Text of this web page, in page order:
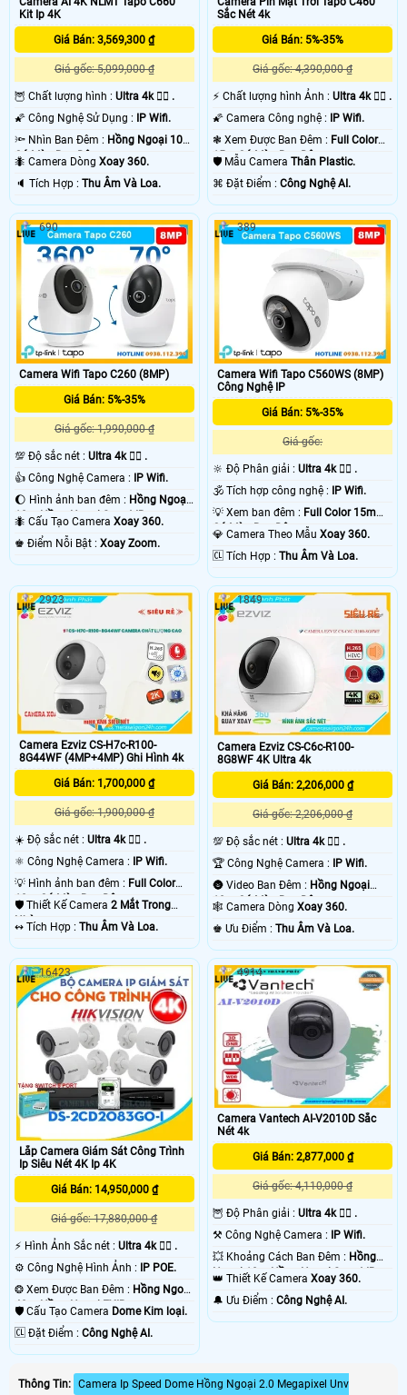
Kit Ip 4K
Giá Bán: 3,569,300 ₫
Giá gốc: 5,099,000 ₫
🦉 Chất lượng hình : Ultra 4k 👍🏾 .
🌠 Công Nghệ Sử Dụng : IP Wifi.
🔦 Nhìn Ban Đêm : Hồng Ngoại 10m
Có Màu Ban Ðêm.
🐜 Camera Dòng Xoay 360.
️🔈 Tích Hợp : Thu Âm Và Loa.
Sắc Nét 4k
Giá Bán: 5%-35%
Giá gốc: 4,390,000 ₫
️⚡ Chất lượng hình Ảnh :Ultra 4k 👍🏾 .
🌠 Camera Công nghệ : IP Wifi.
❃ Xem Được Ban Đêm : Full Color
15m Có Màu Ban Ðêm.
🛡 Mẫu CameraThân Plastic.
️⌘ Đặt Điểm :Công Nghệ AI.
Camera Wifi Tapo C260 (8MP)
Giá Bán: 5%-35%
Giá gốc: 1,990,000 ₫
💯 Độ sắc nét : Ultra 4k 👍🏾 .
👍 Công Nghệ Camera :
IP Wifi.
🌔 Hình ảnh ban đêm : Hồng Ngoại
10m Hồng Ngoại Smart IR.
🐜 Cấu Tạo Camera Xoay 360.
️♚ Điểm Nỗi Bật : Xoay Zoom.
690
Camera Wifi Tapo C560WS (8MP)
Công Nghệ IP
Giá Bán: 5%-35%
Giá gốc:
🔆 Độ Phân giải :Ultra 4k 👍🏾 .
🕉️ Tích hợp công nghệ :
IP Wifi.
💡 Xem ban đêm : Full Color 15m
Có Màu Ban Ðêm.
💎 Camera Theo MẫuXoay 360.
️🆑 Tích Hợp :Thu Âm Và Loa.
389
Camera Ezviz CS-H7c-R100-
8G44WF (4MP+4MP) Ghi Hình 4k
Giá Bán: 1,700,000 ₫
Giá gốc: 1,900,000 ₫
☀️ Độ sắc nét : Ultra 4k 👍🏾 .
⚛️ Công Nghệ Camera :
IP Wifi.
💡 Hình ảnh ban đêm : Full Color
10m Có Màu Ban Ðêm.
🛡 Thiết Kế Camera 2 Mắt Trong
Nhà.
️↭ Tích Hợp : Thu Âm Và Loa.
2923
Camera Ezviz CS-C6c-R100-
8G8WF 4K Ultra 4k
Giá Bán: 2,206,000 ₫
Giá gốc: 2,206,000 ₫
💯 Độ sắc nét :Ultra 4k 👍🏾 .
🏆 Công Nghệ Camera : IP Wifi.
🌚 Video Ban Đêm : Hồng Ngoại
10m Có Màu Ban Ðêm.
🕸️ Camera DòngXoay 360.
️♚ Ưu Điểm :Thu Âm Và Loa.
1849
Lắp Camera Giám Sát Công Trình
Ip Siêu Nét 4K Ip 4K
Giá Bán: 14,950,000 ₫
Giá gốc: 17,880,000 ₫
️⚡ Hình Ảnh Sắc nét : Ultra 4k 👍🏾 .
⚙ Công Nghệ Hình Ảnh :
IP POE.
❂ Xem Được Ban Đêm : Hồng Ngoại
40m Hồng Ngoại EXIR.
🛡 Cấu Tạo Camera Dome Kim loại.
️🆑 Đặt Điểm : Công Nghệ AI.
16423
Camera Vantech AI-V2010D Sắc
Nét 4k
Giá Bán: 2,877,000 ₫
Giá gốc: 4,110,000 ₫
🦉 Độ Phân giải :Ultra 4k 👍🏾 .
⚒ Công Nghệ Camera :
IP Wifi.
💥 Khoảng Cách Ban Đêm : Hồng
Ngoại 10m Hồng Ngoại Smart IR.
👑 Thiết Kế CameraXoay 360.
️🔔 Ưu Điểm :Công Nghệ AI.
4914
Thông Tin: Camera Ip Speed Dome Hồng Ngoại 2.0 Megapixel Unv